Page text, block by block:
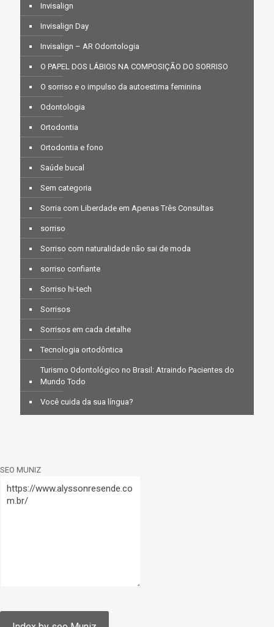
Invisalign
Invisalign Day
Invisalign – AR Odontologia
O PAPEL DOS LÁBIOS NA COMPOSIÇÃO DO SORRISO
O sorriso e o impulso da autoestima feminina
Odontologia
Ortodontia
Ortodontia e fono
Saúde bucal
Sem categoria
Sorria com Liberdade em Apenas Três Consultas
sorriso
Sorriso com naturalidade não sai de moda
sorriso confiante
Sorriso hi-tech
Sorrisos
Sorrisos em cada detalhe
Tecnologia ortodôntica
Turismo Odontológico no Brasil: Atraindo Pacientes do
Mundo Todo
Você cuida da sua língua?
SEO MUNIZ